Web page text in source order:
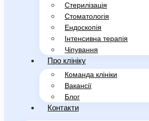
Стерилізація
Стоматологія
Ендоскопія
Інтенсивна терапія
Чіпування
Про клініку
Команда клініки
Вакансії
Блог
Контакти